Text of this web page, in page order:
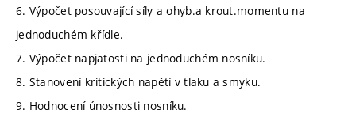
6. Výpočet posouvající síly a ohyb.a krout.momentu na
jednoduchém křídle.
7. Výpočet napjatosti na jednoduchém nosníku.
8. Stanovení kritických napětí v tlaku a smyku.
9. Hodnocení únosnosti nosníku.